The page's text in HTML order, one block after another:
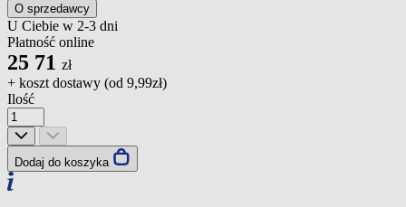
O sprzedawcy
U Ciebie w 2-3 dni
Płatność online
25 71 zł
+ koszt dostawy (od 9,99zł)
Ilość
Dodaj do koszyka